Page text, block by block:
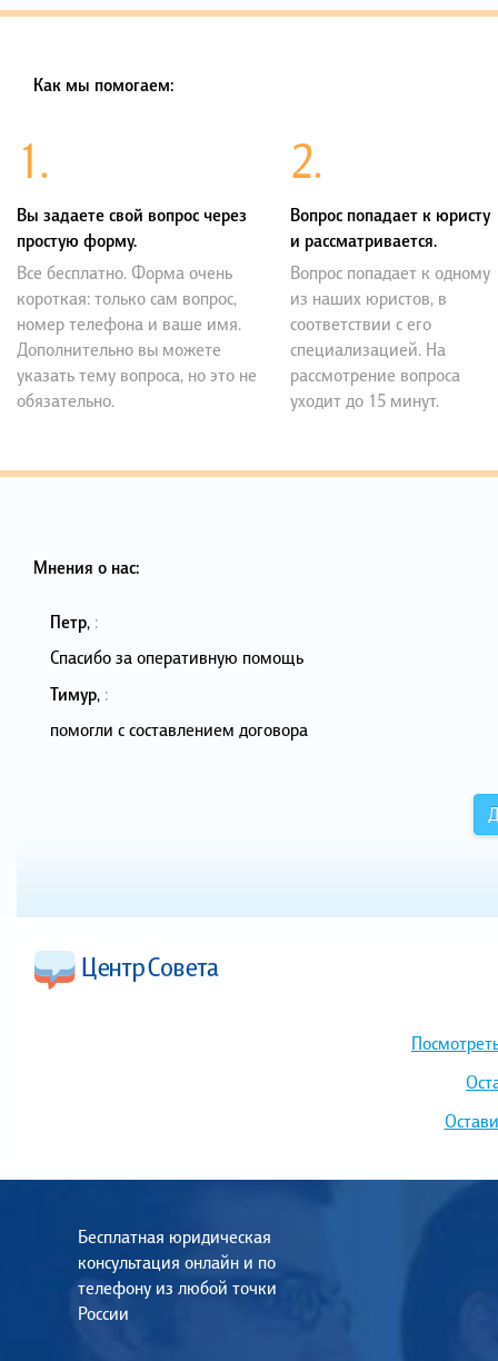
Как мы помогаем:
1.
Вы задаете свой вопрос через
простую форму.
Все бесплатно. Форма очень
короткая: только сам вопрос,
номер телефона и ваше имя.
Дополнительно вы можете
указать тему вопроса, но это не
обязательно.
2.
Вопрос попадает к юристу
и рассматривается.
Вопрос попадает к одному
из наших юристов, в
соответствии с его
специализацией. На
рассмотрение вопроса
уходит до 15 минут.
Мнения о нас:
Петр, :
Спасибо за оперативную помощь
Тимур, :
помогли с составлением договора
Бесплатная юридическая
консультация онлайн и по
телефону из любой точки
России